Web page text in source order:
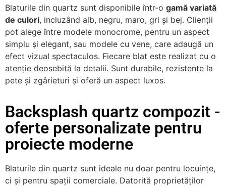
Blaturile din quartz sunt disponibile într-o gamă variată
de culori, incluzând alb, negru, maro, gri și bej. Clienții
pot alege între modele monocrome, pentru un aspect
simplu și elegant, sau modele cu vene, care adaugă un
efect vizual spectaculos. Fiecare blat este realizat cu o
atenție deosebită la detalii. Sunt durabile, rezistente la
pete și zgârieturi și oferă un aspect luxos.
Backsplash quartz compozit -
oferte personalizate pentru
proiecte moderne
Blaturile din quartz sunt ideale nu doar pentru locuințe,
ci și pentru spații comerciale. Datorită proprietăților